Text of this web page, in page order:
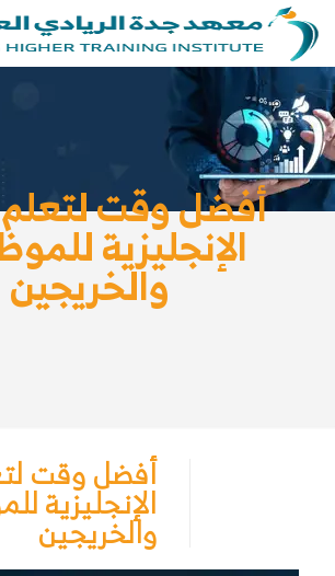
أفضل وقت لتعلم
الإنجليزية
والخريجين
أفضل وقت
الإنجليزية
والخريجين